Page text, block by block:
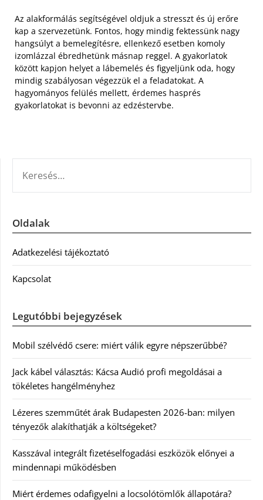
Az alakformálás segítségével oldjuk a stresszt és új erőre
kap a szervezetünk. Fontos, hogy mindig fektessünk nagy
hangsúlyt a bemelegítésre, ellenkező esetben komoly
izomlázzal ébredhetünk másnap reggel. A gyakorlatok
között kapjon helyet a lábemelés és figyeljünk oda, hogy
mindig szabályosan végezzük el a feladatokat. A
hagyományos felülés mellett, érdemes hasprés
gyakorlatokat is bevonni az edzéstervbe.
Oldalak
Adatkezelési tájékoztató
Kapcsolat
Legutóbbi bejegyzések
Mobil szélvédő csere: miért válik egyre népszerűbbé?
Jack kábel választás: Kácsa Audió profi megoldásai a
tökéletes hangélményhez
Lézeres szemműtét árak Budapesten 2026-ban: milyen
tényezők alakíthatják a költségeket?
Kasszával integrált fizetéselfogadási eszközök előnyei a
mindennapi működésben
Miért érdemes odafigyelni a locsolótömlők állapotára?